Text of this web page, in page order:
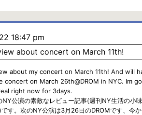
18:47 pm
about concert on March 11th!
about my concert on March 11th! And will
concert on March 26th@DROM in NYC. Im
right now for 3days.
NY公演の素敵なレビュー記事(週刊NY生活の小
です。次のNY公演は3月26日のDROMです、今